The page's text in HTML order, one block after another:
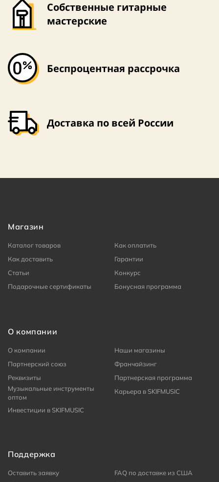
Собственные гитарные
мастерские
Беспроцентная рассрочка
Доставка по всей России
Магазин
Каталог товаров
Как оплатить
Как доставить
Гарантии
Статьи
Конкурс
Подарочные сертификаты
Бонусная программа
О компании
О компании
Наши магазины
Партнерский союз
Франчайзинг
Реквизиты
Партнерская программа
Музыкальные инструменты
оптом
Карьера в SKIFMUSIC
Инвестиции в SKIFMUSIC
Поддержка
Оставить заявку
FAQ по доставке из США